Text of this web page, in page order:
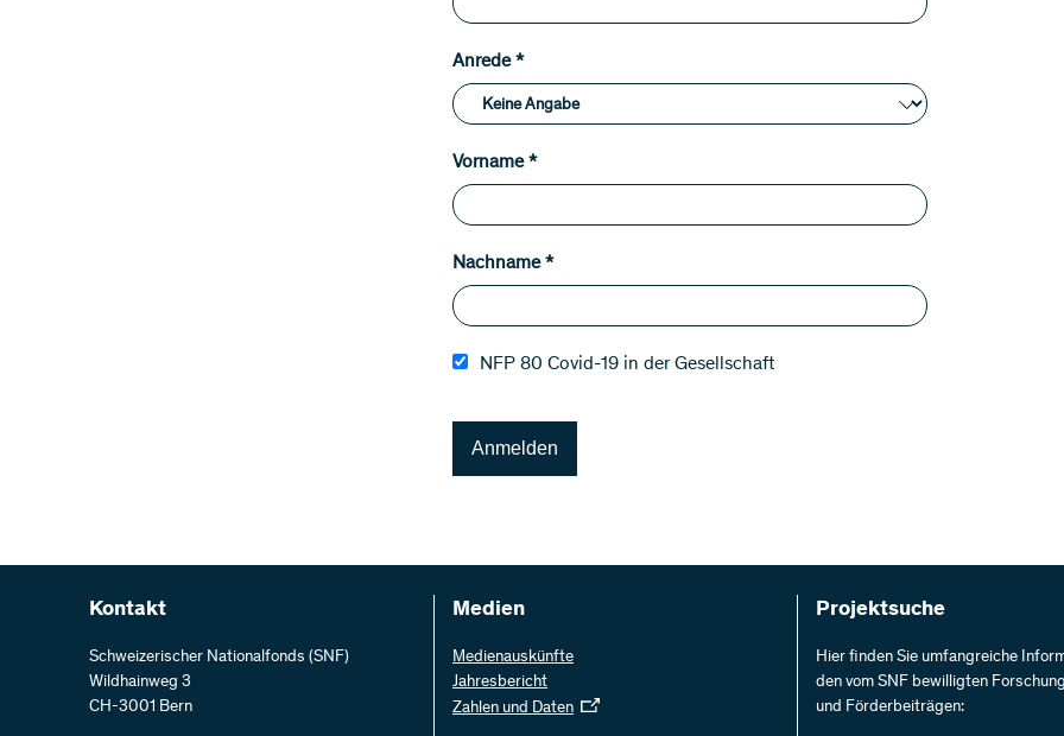
Anrede*
Vorname*
Nachname*
NFP 80 Covid-19 in der Gesellschaft
Anmelden
Kontakt
Schweizerischer Nationalfonds (SNF)
Wildhainweg 3
CH-3001 Bern
Medien
Medienauskünfte
Jahresbericht
Zahlen und Daten
Projektsuche
Hier finden Sie umfangreiche
den vom SNF bewilligten
und Förderbeiträgen: